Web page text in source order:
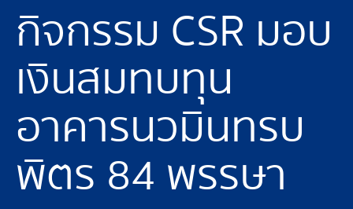
กิจกรรม CSR มอบ
เงินสมทบทุน
อาคารนวมินทรบ
พิตร 84 พรรษา